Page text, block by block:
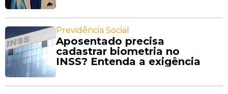
Previdência Social
Aposentado precisa
cadastrar biometria no
INSS? Entenda a exigência